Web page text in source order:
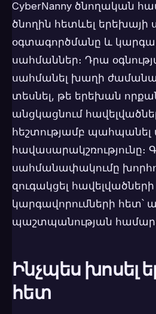
CyberNanny ծնողական
ծնողին հետևել երեխայի
օգտագործմանը և
սահմաններ։ Դրա
սահմանել խաղի
տեսնել, թե երեխան
անցկացնում
հեշտությամբ պահպանել
հավասարակշռությունը։
սահմանափակումը
զուգակցել
կարգավորումների հետ՝
պաշտպանության
Ինչպես խոսել
հետ